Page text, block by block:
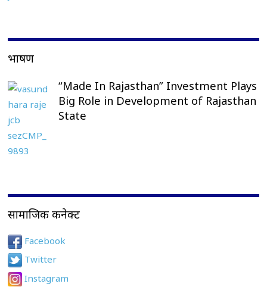
भाषण
“Made In Rajasthan” Investment Plays
Big Role in Development of Rajasthan
State
सामाजिक कनेक्ट
Facebook
Twitter
Instagram